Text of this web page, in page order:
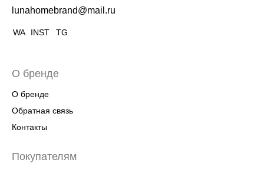
О бренде
Обратная связь
Контакты
Покупателям
О бренде
lunahomebrand@mail.ru
WA INST TG